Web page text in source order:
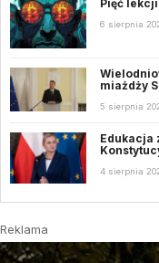
Pięć
6 sierpnia
miażdży
5 sierpnia
Edukacja
4 sierpnia
Reklama